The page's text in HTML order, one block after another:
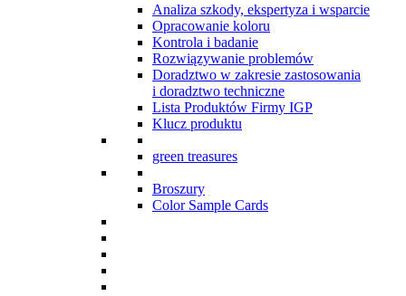
Analiza szkody, ekspertyza i wsparcie
Opracowanie koloru
Kontrola i badanie
Rozwiązywanie problemów
Doradztwo w zakresie zastosowania
i doradztwo techniczne
Lista Produktów Firmy IGP
Klucz produktu
green treasures
Broszury
Color Sample Cards